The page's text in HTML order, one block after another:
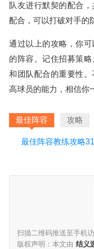
队友进行默契的配合
配合，可以打破对手的
通过以上的攻略，你
的阵容。记住招募策
和团队配合的重要性
高球员的能力，相信你
最佳阵容 攻略
扫描二维码推送至手机访
版权声明：本文由 结义